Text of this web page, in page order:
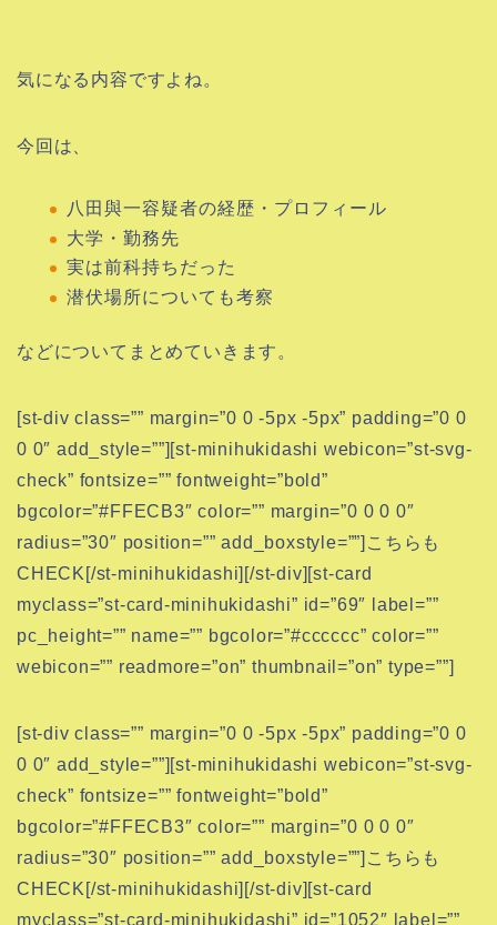
気になる内容ですよね。
今回は、
八田與一容疑者の経歴・プロフィール
大学・勤務先
実は前科持ちだった
潜伏場所についても考察
などについてまとめていきます。
[st-div class=”” margin=”0 0 -5px -5px” padding=”0 0
0 0″ add_style=””][st-minihukidashi webicon=”st-svg-
check” fontsize=”” fontweight=”bold”
bgcolor=”#FFECB3″ color=”” margin=”0 0 0 0″
radius=”30″ position=”” add_boxstyle=””]こちらも
CHECK[/st-minihukidashi][/st-div][st-card
myclass=”st-card-minihukidashi” id=”69″ label=””
pc_height=”” name=”” bgcolor=”#cccccc” color=””
webicon=”” readmore=”on” thumbnail=”on” type=””]
[st-div class=”” margin=”0 0 -5px -5px” padding=”0 0
0 0″ add_style=””][st-minihukidashi webicon=”st-svg-
check” fontsize=”” fontweight=”bold”
bgcolor=”#FFECB3″ color=”” margin=”0 0 0 0″
radius=”30″ position=”” add_boxstyle=””]こちらも
CHECK[/st-minihukidashi][/st-div][st-card
myclass=”st-card-minihukidashi” id=”1052″ label=””